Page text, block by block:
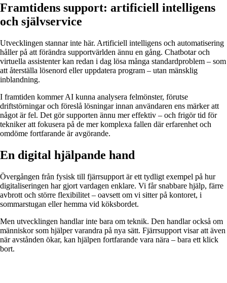
Framtidens support: artificiell intelligens
och självservice
Utvecklingen stannar inte här. Artificiell intelligens och automatisering
håller på att förändra supportvärlden ännu en gång. Chatbotar och
virtuella assistenter kan redan i dag lösa många standardproblem – som
att återställa lösenord eller uppdatera program – utan mänsklig
inblandning.
I framtiden kommer AI kunna analysera felmönster, förutse
driftstörningar och föreslå lösningar innan användaren ens märker att
något är fel. Det gör supporten ännu mer effektiv – och frigör tid för
tekniker att fokusera på de mer komplexa fallen där erfarenhet och
omdöme fortfarande är avgörande.
En digital hjälpande hand
Övergången från fysisk till fjärrsupport är ett tydligt exempel på hur
digitaliseringen har gjort vardagen enklare. Vi får snabbare hjälp, färre
avbrott och större flexibilitet – oavsett om vi sitter på kontoret, i
sommarstugan eller hemma vid köksbordet.
Men utvecklingen handlar inte bara om teknik. Den handlar också om
människor som hjälper varandra på nya sätt. Fjärrsupport visar att även
när avstånden ökar, kan hjälpen fortfarande vara nära – bara ett klick
bort.